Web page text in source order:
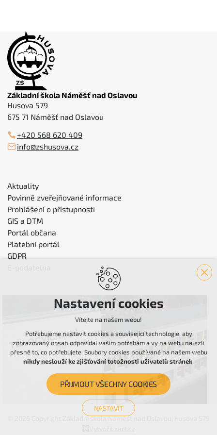
Základní škola Náměšť nad Oslavou
Husova 579
675 71 Náměšť nad Oslavou
+420 568 620 409
info@zshusova.cz
Aktuality
Povinně zveřejňované informace
Prohlášení o přístupnosti
GIS a DTM
Portál občana
Platební portál
GDPR
© 2026 Copyright Základní škola Náměšť nad Oslavou, Husova 579
Nastavení cookies
Vítejte na našem webu!
Potřebujeme nastavit cookies a související technologie, aby
zobrazovaný obsah odpovídal vašim potřebám a vy na webu nalezli
přesně to, co potřebujete. Soubory cookies používané na našem webu
nikdy neslouží ke zjišťování totožnosti uživatelů stránek.
PŘIJMOUT VŠECHNY COOKIES
NASTAVIT